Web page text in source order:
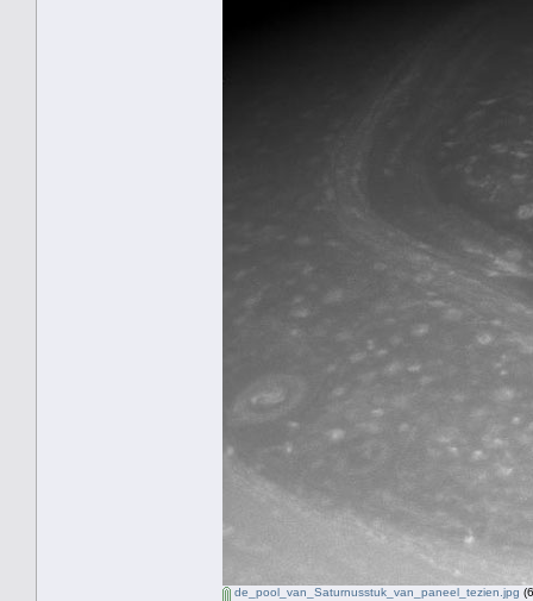
de_pool_van_Saturnusstuk_van_paneel_tezien.jpg